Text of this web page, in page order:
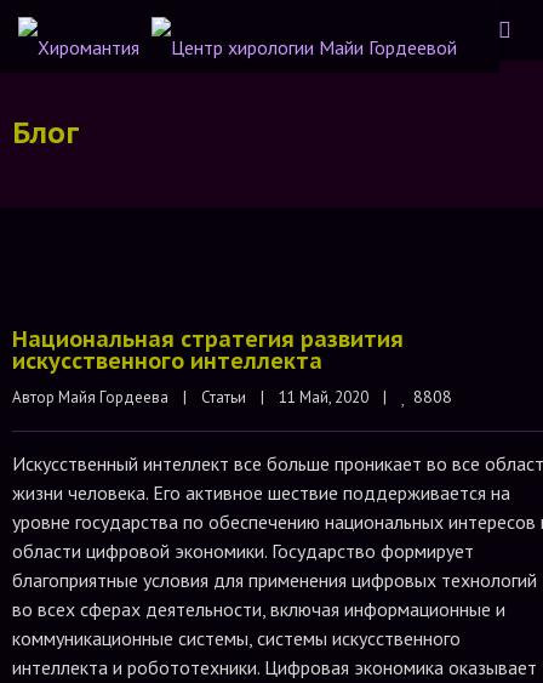
Блог
Национальная стратегия развития
искусственного интеллекта
Автор Майя Гордеева
    |
Статьи |    11 Май, 2020    | 8808
Искусственный интеллект все больше проникает во все
жизни человека. Его активное шествие поддерживается на
уровне государства по обеспечению национальных интересов
области цифровой экономики. Государство формирует
благоприятные условия для применения цифровых технологий
во всех сферах деятельности, включая информационные и
коммуникационные системы, системы искусственного
интеллекта и робототехники. Цифровая экономика оказывает